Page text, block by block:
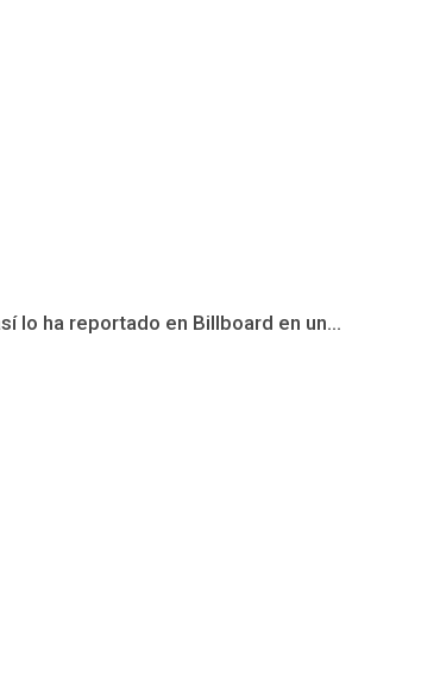
lo ha reportado en Billboard en un...